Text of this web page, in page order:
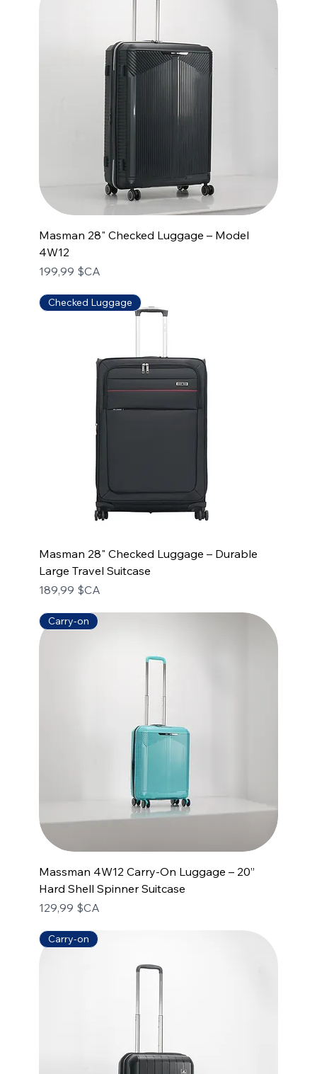
Masman 28" Checked Luggage – Model
4W12
Prix
199,99 $CA
Checked Luggage
Masman 28" Checked Luggage – Durable
Large Travel Suitcase
Prix
189,99 $CA
Carry-on
Massman 4W12 Carry-On Luggage – 20”
Hard Shell Spinner Suitcase
Prix
129,99 $CA
Carry-on